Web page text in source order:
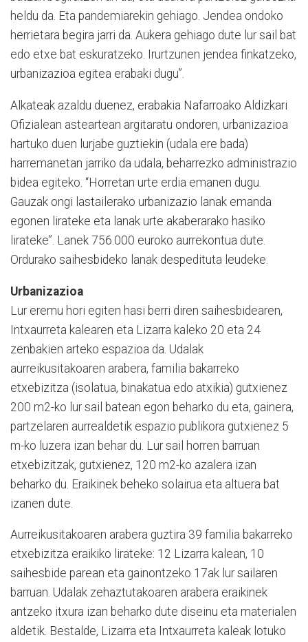
heldu da. Eta pandemiarekin gehiago. Jendea ondoko
herrietara begira jarri da. Aukera gehiago dute lur sail bat
edo etxe bat eskuratzeko. Irurtzunen jendea finkatzeko,
urbanizazioa egitea erabaki dugu”.
Alkateak azaldu duenez, erabakia Nafarroako Aldizkari
Ofizialean asteartean argitaratu ondoren, urbanizazioa
hartuko duen lurjabe guztiekin (udala ere bada)
harremanetan jarriko da udala, beharrezko administrazio
bidea egiteko. “Horretan urte erdia emanen dugu.
Gauzak ongi lastailerako urbanizazio lanak emanda
egonen lirateke eta lanak urte akaberarako hasiko
lirateke”. Lanek 756.000 euroko aurrekontua dute.
Ordurako saihesbideko lanak despedituta leudeke.
Urbanizazioa
Lur eremu hori egiten hasi berri diren saihesbidearen,
Intxaurreta kalearen eta Lizarra kaleko 20 eta 24
zenbakien arteko espazioa da. Udalak
aurreikusitakoaren arabera, familia bakarreko
etxebizitza (isolatua, binakatua edo atxikia) gutxienez
200 m2-ko lur sail batean egon beharko du eta, gainera,
partzelaren aurrealdetik espazio publikora gutxienez 5
m-ko luzera izan behar du. Lur sail horren barruan
etxebizitzak, gutxienez, 120 m2-ko azalera izan
beharko du. Eraikinek beheko solairua eta altuera bat
izanen dute.
Aurreikusitakoaren arabera guztira 39 familia bakarreko
etxebizitza eraikiko lirateke: 12 Lizarra kalean, 10
saihesbide parean eta gainontzeko 17ak lur sailaren
barruan. Udalak zehaztutakoaren arabera eraikinek
antzeko itxura izan beharko dute diseinu eta materialen
aldetik. Bestalde, Lizarra eta Intxaurreta kaleak lotuko